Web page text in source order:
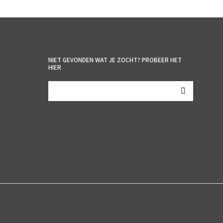
NIET GEVONDEN WAT JE ZOCHT? PROBEER HET
HIER